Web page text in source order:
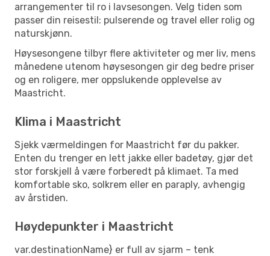
arrangementer til ro i lavsesongen. Velg tiden som
passer din reisestil: pulserende og travel eller rolig og
naturskjønn.
Høysesongene tilbyr flere aktiviteter og mer liv, mens
månedene utenom høysesongen gir deg bedre priser
og en roligere, mer oppslukende opplevelse av
Maastricht.
Klima i Maastricht
Sjekk værmeldingen for Maastricht før du pakker.
Enten du trenger en lett jakke eller badetøy, gjør det
stor forskjell å være forberedt på klimaet. Ta med
komfortable sko, solkrem eller en paraply, avhengig
av årstiden.
Høydepunkter i Maastricht
var.destinationName} er full av sjarm – tenk